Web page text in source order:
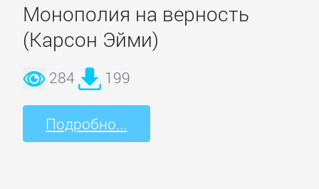
Монополия на верность
(Карсон Эйми)
284 199
Подробно...
Войти
Карта
сайта